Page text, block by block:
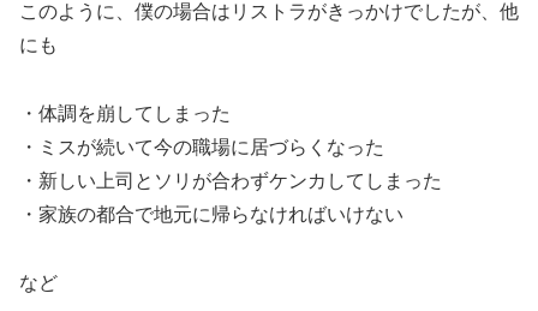
このように、僕の場合はリストラがきっかけでしたが、他
にも
・体調を崩してしまった
・ミスが続いて今の職場に居づらくなった
・新しい上司とソリが合わずケンカしてしまった
・家族の都合で地元に帰らなければいけない
など